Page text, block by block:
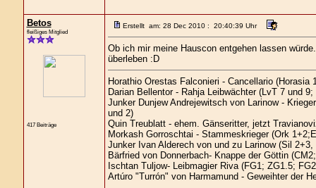
Betos
fleißiges Mitglied
417 Beiträge
Erstellt am: 28 Dec 2010 : 20:40:39 Uhr
Ob ich mir meine Hauscon entgehen lassen
überleben :D
Horathio Orestas Falconieri - Cancellario (Horasia
Darian Bellentor - Rahja Leibwächter (LvT 7 und
Junker Dunjew Andrejewitsch von Larinow -
und 2)
Quin Treublatt - ehem. Gänseritter, jetzt
Morkash Gorroschtai - Stammeskrieger (Ork
Junker Ivan Alderech von und zu Larinow (Sil 2+3,
Bärfried von Donnerbach- Knappe der Göttin
Ischtan Tuljow- Leibmagier Riva (FG1; ZG1.5;
Artúro "Turrón" von Harmamund - Geweihter der